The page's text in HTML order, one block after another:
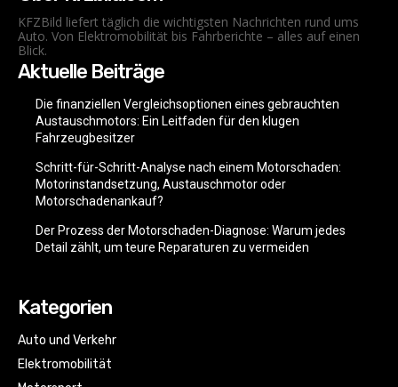
KFZBild liefert täglich die wichtigsten Nachrichten rund ums
Auto. Von Elektromobilität bis Fahrberichte – alles auf einen
Blick.
Aktuelle Beiträge
Die finanziellen Vergleichsoptionen eines gebrauchten
Austauschmotors: Ein Leitfaden für den klugen
Fahrzeugbesitzer
Schritt-für-Schritt-Analyse nach einem Motorschaden:
Motorinstandsetzung, Austauschmotor oder
Motorschadenankauf?
Der Prozess der Motorschaden-Diagnose: Warum jedes
Detail zählt, um teure Reparaturen zu vermeiden
Kategorien
Auto und Verkehr
Elektromobilität